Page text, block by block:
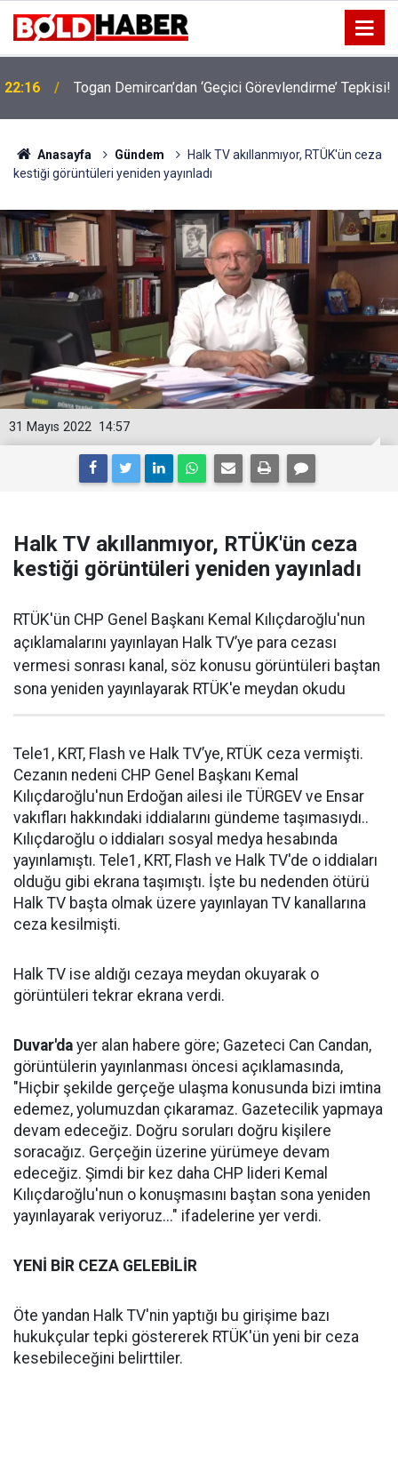
22:16 Togan Demircan’dan ‘Geçici Görevlendirme’ Tepkisi!
Anasayfa Gündem
Halk TV akıllanmıyor, RTÜK'ün ceza
kestiği görüntüleri yeniden yayınladı
14:57
31 Mayıs 2022
Halk TV akıllanmıyor, RTÜK'ün ceza
kestiği görüntüleri yeniden yayınladı
RTÜK'ün CHP Genel Başkanı Kemal Kılıçdaroğlu'nun
açıklamalarını yayınlayan Halk TV’ye para cezası
vermesi sonrası kanal, söz konusu görüntüleri baştan
sona yeniden yayınlayarak RTÜK'e meydan okudu
Tele1, KRT, Flash ve Halk TV’ye, RTÜK ceza vermişti.
Cezanın nedeni CHP Genel Başkanı Kemal
Kılıçdaroğlu'nun Erdoğan ailesi ile TÜRGEV ve Ensar
vakıfları hakkındaki iddialarını gündeme taşımasıydı..
Kılıçdaroğlu o iddiaları sosyal medya hesabında
yayınlamıştı. Tele1, KRT, Flash ve Halk TV'de o iddiaları
olduğu gibi ekrana taşımıştı. İşte bu nedenden ötürü
Halk TV başta olmak üzere yayınlayan TV kanallarına
ceza kesilmişti.
Halk TV ise aldığı cezaya meydan okuyarak o
görüntüleri tekrar ekrana verdi.
Duvar'da yer alan habere göre; Gazeteci Can Candan,
görüntülerin yayınlanması öncesi açıklamasında,
"Hiçbir şekilde gerçeğe ulaşma konusunda bizi imtina
edemez, yolumuzdan çıkaramaz. Gazetecilik yapmaya
devam edeceğiz. Doğru soruları doğru kişilere
soracağız. Gerçeğin üzerine yürümeye devam
edeceğiz. Şimdi bir kez daha CHP lideri Kemal
Kılıçdaroğlu'nun o konuşmasını baştan sona yeniden
yayınlayarak veriyoruz..." ifadelerine yer verdi.
YENİ BİR CEZA GELEBİLİR
Öte yandan Halk TV'nin yaptığı bu girişime bazı
hukukçular tepki göstererek RTÜK'ün yeni bir ceza
kesebileceğini belirttiler.